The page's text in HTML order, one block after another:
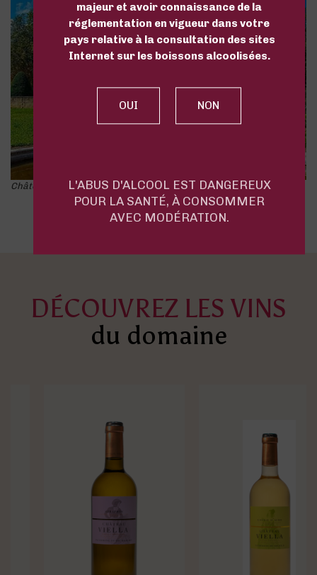
Château de Viella, AOC Madiran et Pacherenc du Vic Bilh
DÉCOUVREZ LES VINS
du domaine
majeur et avoir connaissance de la
réglementation en vigueur dans votre
pays relative à la consultation des sites
Internet sur les boissons alcoolisées.
L'ABUS D'ALCOOL EST DANGEREUX
POUR LA SANTÉ, À CONSOMMER
AVEC MODÉRATION.